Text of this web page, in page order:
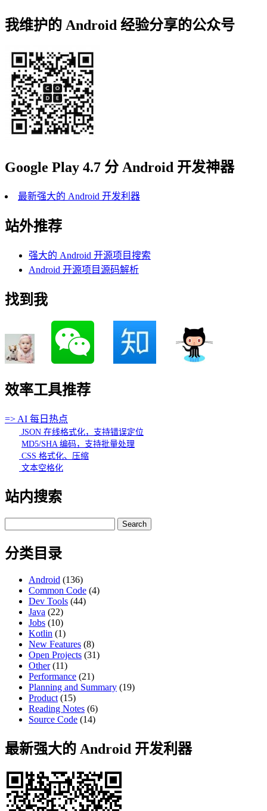
我维护的 Android 经验分享的公众号
Google Play 4.7 分 Android 开发神器
最新强大的 Android 开发利器
站外推荐
强大的 Android 开源项目搜索
Android 开源项目源码解析
找到我
效率工具推荐
=> AI 每日热点
JSON 在线格式化，支持错误定位
MD5/SHA 编码，支持批量处理
CSS 格式化、压缩
文本空格化
站内搜索
for:
分类目录
Android (136)
Common Code (4)
Dev Tools (44)
Java (22)
Jobs (10)
Kotlin (1)
New Features (8)
Open Projects (31)
Other(11)
Performance (21)
Planning and Summary (19)
Product (15)
Reading Notes (6)
Source Code (14)
最新强大的 Android 开发利器